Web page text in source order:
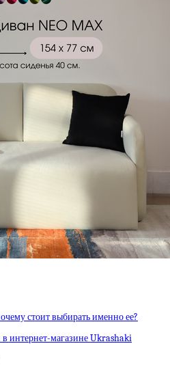
стоит выбирать именно ее?
интернет-магазине Ukrashaki